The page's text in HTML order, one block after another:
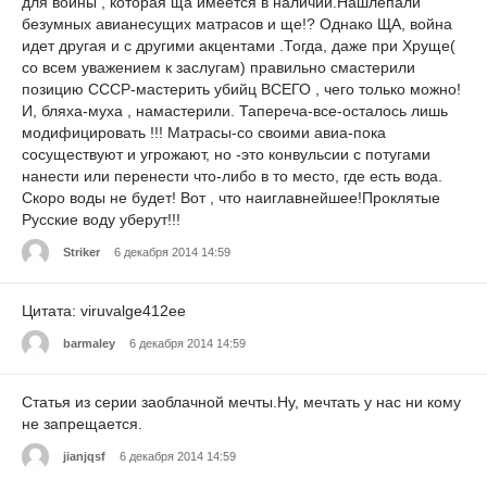
безумных авианесущих матрасов и ще!? Однако ЩА, война
идет другая и с другими акцентами .Тогда, даже при Хруще(
со всем уважением к заслугам) правильно смастерили
позицию СССР-мастерить убийц ВСЕГО , чего только можно!
И, бляха-муха , намастерили. Тапереча-все-осталось лишь
модифицировать !!! Матрасы-со своими авиа-пока
сосуществуют и угрожают, но -это конвульсии с потугами
нанести или перенести что-либо в то место, где есть вода.
Скоро воды не будет! Вот , что наиглавнейшее!Проклятые
Русские воду уберут!!!
Striker 6 декабря 2014 14:59
Цитата: viruvalge412ee
barmaley 6 декабря 2014 14:59
Статья из серии заоблачной мечты.Ну, мечтать у нас ни кому
не запрещается.
jianjqsf 6 декабря 2014 14:59